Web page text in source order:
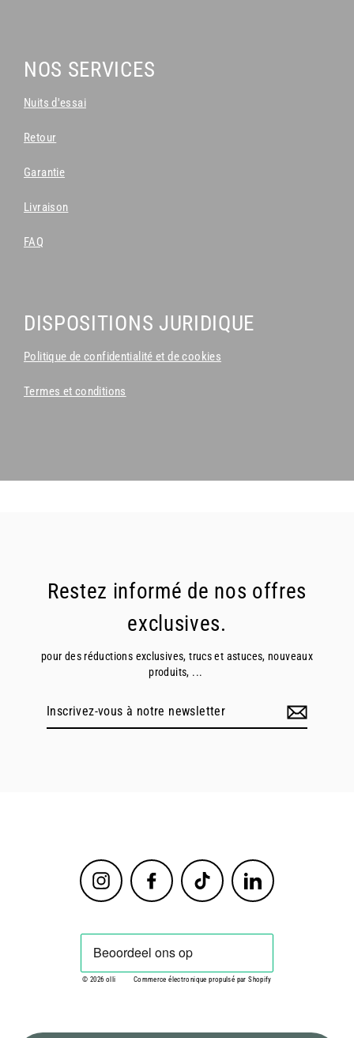
NOS SERVICES
Nuits d'essai
Retour
Garantie
Livraison
FAQ
DISPOSITIONS JURIDIQUE
Politique de confidentialité et de cookies
Termes et conditions
Restez informé de nos offres
exclusives.
pour des réductions exclusives, trucs et astuces, nouveaux
produits, ...
Inscrivez-
Instagram Facebook TikTok LinkedIn
© 2026 olli Commerce électronique propulsé par Shopify